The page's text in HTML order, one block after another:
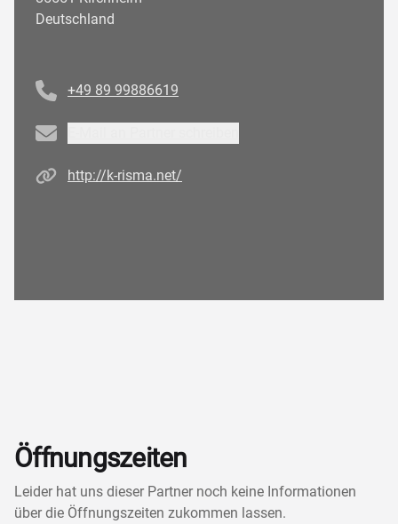
Deutschland
+49 89 99886619
Email
Homepagehttp://k-risma.net/
Öffnungszeiten
Leider hat uns dieser Partner noch keine Informationen
über die Öffnungszeiten zukommen lassen.